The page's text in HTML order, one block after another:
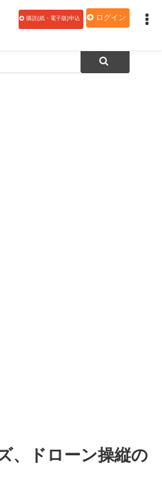
購読(紙・電子版)申込 ログイン
ーズ、ドローン操縦の資格取得講習
、ドローン操縦の